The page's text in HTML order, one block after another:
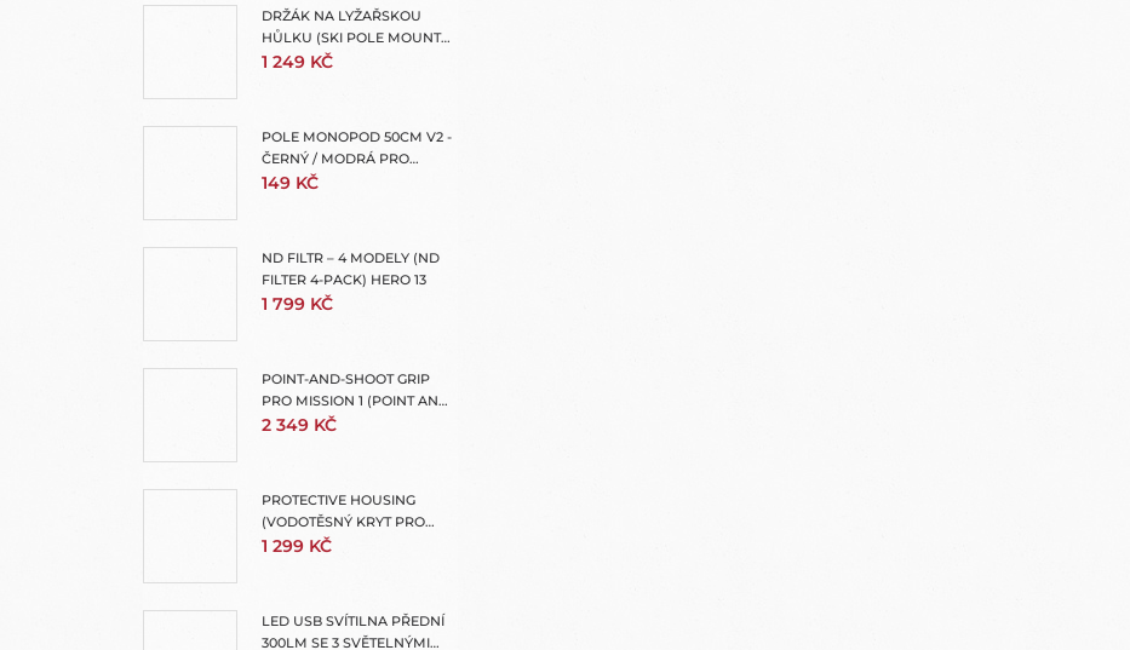
DRŽÁK NA LYŽAŘSKOU
HŮLKU (SKI POLE MOUNT
FOR EXTENSION POLES)
1 249 KČ
POLE MONOPOD 50CM V2 -
ČERNÝ / MODRÁ PRO
GOPRO - TMC
149 KČ
ND FILTR – 4 MODELY (ND
FILTER 4-PACK) HERO 13
1 799 KČ
POINT-AND-SHOOT GRIP
PRO MISSION 1 (POINT AND
SHOOT GRIP)
2 349 KČ
PROTECTIVE HOUSING
(VODOTĚSNÝ KRYT PRO
MISSION 1 PRO + MISSION 1)
1 299 KČ
LED USB SVÍTILNA PŘEDNÍ
300LM SE 3 SVĚTELNÝMI